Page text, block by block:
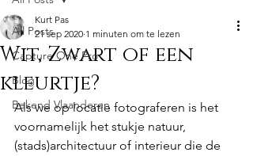
All Posts
Capture One Pro
Blog
Bekend Vlaanderen
Wit, Zwart of een
kleurtje?
Kurt Pas
21 sep 2020 1 minuten om te lezen
Als we op locatie fotograferen is het
voornamelijk het stukje natuur,
(stads)architectuur of interieur die de